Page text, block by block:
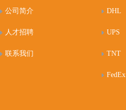
公司简介
人才招聘
联系我们
DHL
UPS
TNT
FedEx